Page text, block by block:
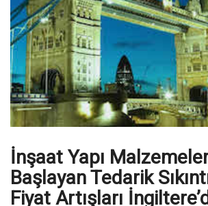
İnşaat Yapı
Başlayan Tedarik
Fiyat Artışları